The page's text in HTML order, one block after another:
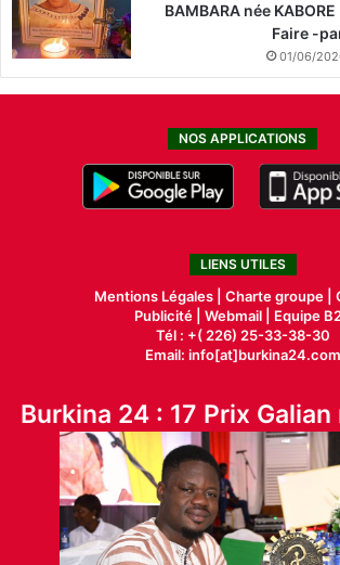
BAMBARA née
Faire -
01/06/
NOS APPLICATIONS
LIENS UTILES
Mentions Légales | Charte groupe |
Publicité| Webmail |
Equipe
Tél : +( 226) 25-33-38-30
Email: info[at]burkina24.com
Burkina 24 : 17 Prix